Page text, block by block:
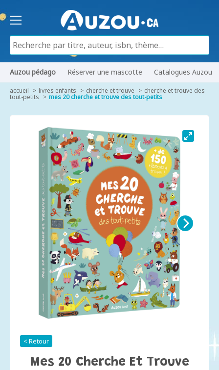
Auzou pédago Réserver une mascotte Catalogues Auzou
accueil livres enfants cherche et trouve cherche et trouve des
tout-petits mes 20 cherche et trouve des tout-petits
< Retour
Mes 20 Cherche Et Trouve